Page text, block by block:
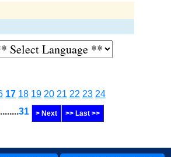
17 18 19 20 21 22 23 24
........31 > Next >> Last >>